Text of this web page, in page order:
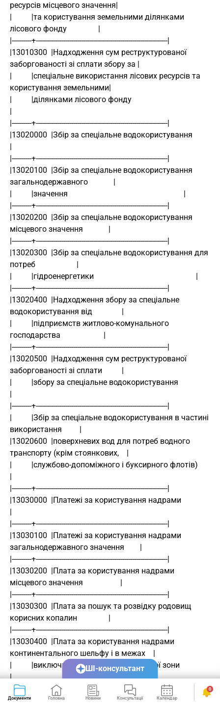
ресурсів місцевого значення|
|          |та користування земельними ділянками
лісового фонду                |
|----------+-------------------------------------------------------------------|
|13010300  |Надходження сум реструктурованої
заборгованості зі сплати збору за |
|          |спеціальне використання лісових ресурсів та
користування земельними|
|          |ділянками лісового фонду
|
|----------+-------------------------------------------------------------------|
|13020000  |Збір за спеціальне водокористування
|
|----------+-------------------------------------------------------------------|
|13020100  |Збір за спеціальне водокористування
загальнодержавного             |
|          |значення                                                           |
|----------+-------------------------------------------------------------------|
|13020200  |Збір за спеціальне водокористування
місцевого значення             |
|----------+-------------------------------------------------------------------|
|13020300  |Збір за спеціальне водокористування для
потреб                     |
|          |гідроенергетики                                                    |
|----------+-------------------------------------------------------------------|
|13020400  |Надходження збору за спеціальне
водокористування від               |
|          |підприємств житлово-комунального
господарства                      |
|----------+-------------------------------------------------------------------|
|13020500  |Надходження сум реструктурованої
заборгованості зі сплати          |
|          |збору за спеціальне водокористування
|
|----------+-------------------------------------------------------------------|
|          |Збір за спеціальне водокористування в частині
використання         |
|13020600  |поверхневих вод для потреб водного
транспорту (крім стоянкових,    |
|          |службово-допоміжного і буксирного флотів)
|
|----------+-------------------------------------------------------------------|
|13030000  |Платежі за користування надрами
|
|----------+-------------------------------------------------------------------|
|13030100  |Платежі за користування надрами
загальнодержавного значення        |
|----------+-------------------------------------------------------------------|
|13030200  |Плата за користування надрами
місцевого значення                   |
|----------+-------------------------------------------------------------------|
|13030300  |Плата за пошук та розвідку родовищ
корисних копалин                |
|----------+-------------------------------------------------------------------|
|13030400  |Плата за користування надрами
континентального шельфу і в межах    |
|          |виключної (морської) економічної зони
|
|----------+-------------------------------------------------------------------|
|13030500  |Надходження сум реструктурованої
Документи Головна Новини Консультації Календар Сервіси
0
ШІ-консультант